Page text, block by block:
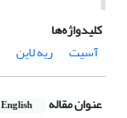
کلیدواژه‌ها
آسیت
ریه لاین
عنوان مقاله English